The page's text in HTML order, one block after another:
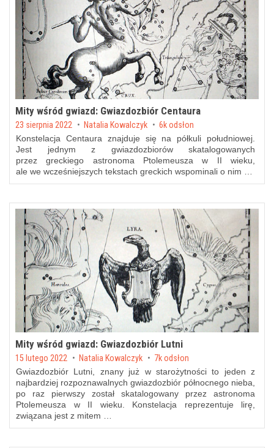
Mity wśród gwiazd: Gwiazdozbiór Centaura
Posted on
23 sierpnia 2022 by Natalia Kowalczyk 6k odsłon
Konstelacja Centaura znajduje się na półkuli południowej.
Jest jednym z gwiazdozbiorów skatalogowanych
przez greckiego astronoma Ptolemeusza w II wieku,
ale we wcześniejszych tekstach greckich wspominali o nim …
Mity wśród gwiazd: Gwiazdozbiór Lutni
Posted on
15 lutego 2022 by Natalia Kowalczyk 7k odsłon
Gwiazdozbiór Lutni, znany już w starożytności to jeden z
najbardziej rozpoznawalnych gwiazdozbiór północnego nieba,
po raz pierwszy został skatalogowany przez astronoma
Ptolemeusza w II wieku. Konstelacja reprezentuje lirę,
związana jest z mitem …